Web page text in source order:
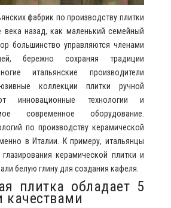
фабрик по производству плитки
века назад, как маленький семейный
большинство управляются членами
бережно сохраняя традиции
итальянские производители
коллекции плитки ручной
инновационные технологии и
современное оборудование.
по производству керамической
в Италии. К примеру, итальянцы
керамической плитки и
белую глину для создания кафеля.
плитка обладает 5